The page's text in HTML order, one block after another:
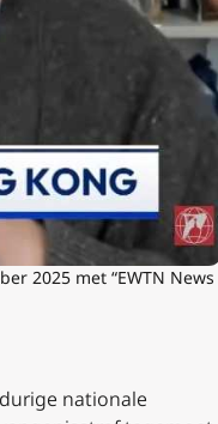
2025 met “EWTN News
nationale